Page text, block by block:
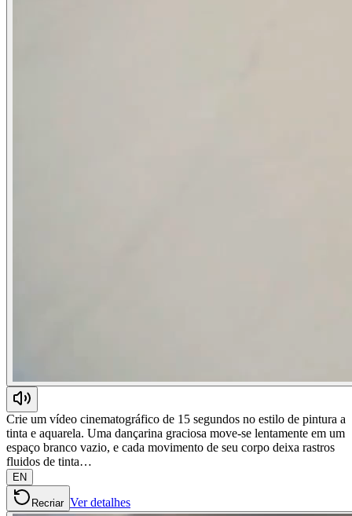
Crie um vídeo cinematográfico de 15 segundos no estilo de pintura a
tinta e aquarela. Uma dançarina graciosa move-se lentamente em um
espaço branco vazio, e cada movimento de seu corpo deixa rastros
fluidos de tinta…
EN
Recriar Ver detalhes